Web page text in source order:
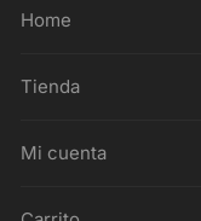
Home
Tienda
Mi cuenta